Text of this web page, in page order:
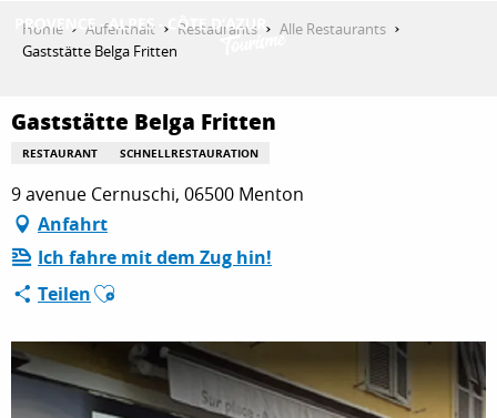
AKTIVITÄTEN
AUFENTHALT
ESPACE PRO
Home Aufenthalt Restaurants
Alle Restaurants
Gaststätte Belga Fritten
Gaststätte Belga Fritten
RESTAURANT SCHNELLRESTAURATION
9 avenue Cernuschi, 06500 Menton
Anfahrt
Ich fahre mit dem Zug hin!
TeilenAjouter aux favoris